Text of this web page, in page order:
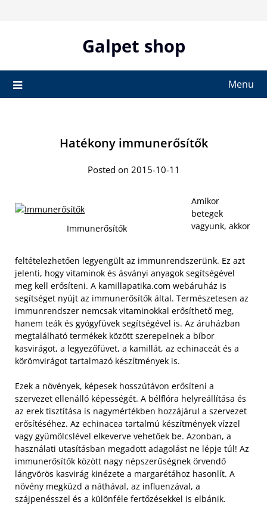
Galpet shop
Menu
Hatékony immunerősítők
Posted on 2015-10-11
Immunerősítők
Amikor
betegek
vagyunk, akkor
feltételezhetően legyengült az immunrendszerünk. Ez azt
jelenti, hogy vitaminok és ásványi anyagok segítségével
meg kell erősíteni. A kamillapatika.com webáruház is
segítséget nyújt az immunerősítők által. Természetesen az
immunrendszer nemcsak vitaminokkal erősíthető meg,
hanem teák és gyógyfüvek segítségével is. Az áruházban
megtalálható termékek között szerepelnek a bíbor
kasvirágot, a legyezőfüvet, a kamillát, az echinaceát és a
körömvirágot tartalmazó készítmények is.
Ezek a növények, képesek hosszútávon erősíteni a
szervezet ellenálló képességét. A bélflóra helyreállítása és
az erek tisztítása is nagymértékben hozzájárul a szervezet
erősítéséhez. Az echinacea tartalmú készítmények vízzel
vagy gyümölcslével elkeverve vehetőek be. Azonban, a
használati utasításban megadott adagolást ne lépje túl! Az
immunerősítők között nagy népszerűségnek örvendő
lángvörös kasvirág kinézete a margarétához hasonlít. A
növény megküzd a náthával, az influenzával, a
szájpenésszel és a különféle fertőzésekkel is elbánik.